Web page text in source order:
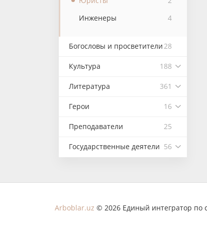
Инженеры
4
Богословы и просветители28
Культура 188
Литература 361
Герои 16
Преподаватели 25
Государственные деятели 56
Arboblar.uz © 2026 Единый интегратор по